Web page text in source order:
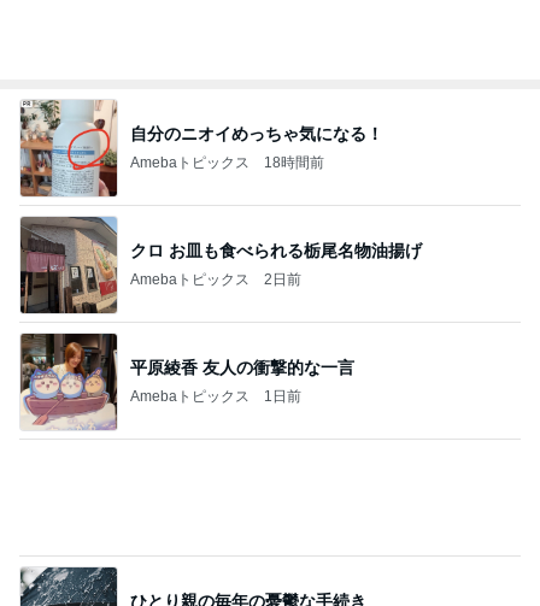
夫の親の介護を絶対にやらない訳
だいた 息子の体重が増えぬ理由